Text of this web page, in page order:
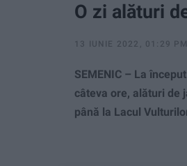
O zi alături
13 IUNIE 2022, 01:29 PM
SEMENIC – La
câteva ore, alături de
până la Lacul